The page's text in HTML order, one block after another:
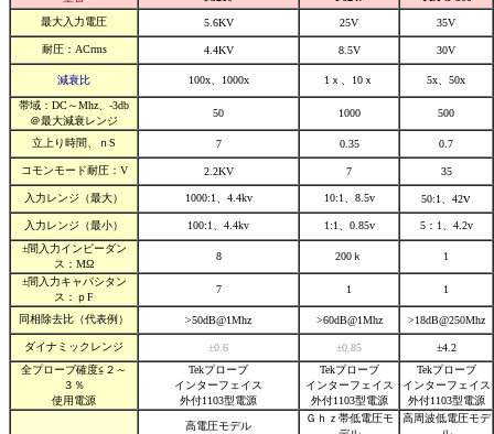
最大入力電圧
5.6KV 25V 35V
耐圧：ACrms 4.4KV 8.5V 30V
減衰比 100x、1000x 1ｘ、10ｘ 5x、50x
帯域：DC～Mhz、-3db
＠最大減衰レンジ
50 1000 500
立上り時間、ｎS 7 0.35 0.7
コモンモード耐圧：V 2.2KV 7 35
入力レンジ（最大） 1000:1、4.4kv 10:1、8.5v 50:1、42v
入力レンジ（最小） 100:1、4.4kv 1:1、0.85v
5：1、4.2v
±間入力インピーダン
ス：MΩ
8 200ｋ 1
±間入力キャパシタン
ス：ｐF
7 1 1
同相除去比（代表例） >50dB@1Mhz >60dB@1Mhz >18dB@250Mhz
ダイナミックレンジ ±0.6 ±0.85
±4.2
全プローブ確度≦２～
３％
使用電源
Tekプローブ
インターフェイス
外付1103型電源
Tekプローブ
インターフェイス
外付1103型電源
Tekプローブ
インターフェイス
外付1103型電源
高電圧モデル
Ｇｈｚ帯低電圧モ
高周波低電圧モデ